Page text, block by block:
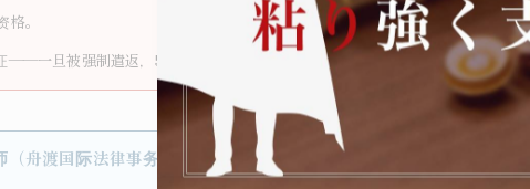
。
——一旦被强制遣返，5年内禁止再入境。请务必尽早委托律师。
舟渡国际法律事务所）